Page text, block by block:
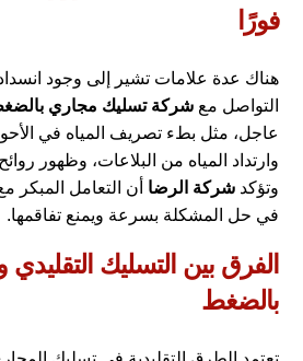
فورًا
هناك عدة علامات تشير إلى وجود
التواصل معشركة تسليك مجاري
عاجل، مثل بطء تصريف المياه في
وارتداد المياه من البلاعات، وظهور
وتؤكدشركة الرضا أن التعامل المبكر
في حل المشكلة بسرعة ويمنع تفاقمها.
الفرق بين التسليك التقليدي
بالضغط